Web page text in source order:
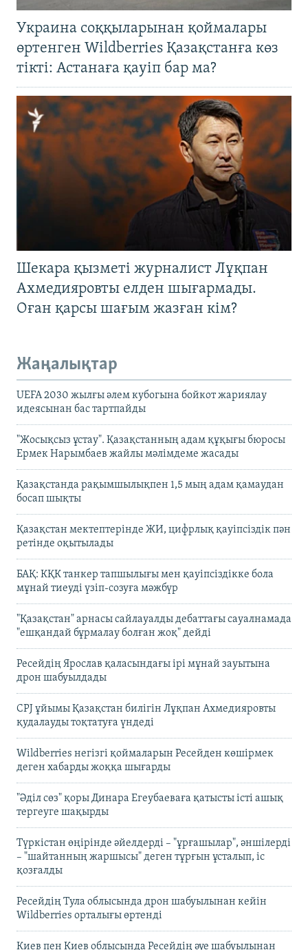
Украина соққыларынан қоймалары
өртенген Wildberries Қазақстанға көз
тікті: Астанаға қауіп бар ма?
Шекара қызметі журналист Лұқпан
Ахмедияровты елден шығармады.
Оған қарсы шағым жазған кім?
Жаңалықтар
UEFA 2030 жылғы әлем кубогына бойкот жариялау
идеясынан бас тартпайды
"Жосықсыз ұстау". Қазақстанның адам құқығы бюросы
Ермек Нарымбаев жайлы мәлімдеме жасады
Қазақстанда рақымшылықпен 1,5 мың адам қамаудан
босап шықты
Қазақстан мектептерінде ЖИ, цифрлық қауіпсіздік пән
ретінде оқытылады
БАҚ: КҚК танкер тапшылығы мен қауіпсіздікке бола
мұнай тиеуді үзіп-созуға мәжбүр
"Қазақстан" арнасы сайлауалды дебаттағы сауалнамада
"ешқандай бұрмалау болған жоқ" дейді
Ресейдің Ярослав қаласындағы ірі мұнай зауытына
дрон шабуылдады
CPJ ұйымы Қазақстан билігін Лұқпан Ахмедияровты
қудалауды тоқтатуға үндеді
Wildberries негізгі қоймаларын Ресейден көшірмек
деген хабарды жоққа шығарды
"Әділ сөз" қоры Динара Егеубаеваға қатысты істі ашық
тергеуге шақырды
Түркістан өңірінде әйелдерді – "ұрғашылар", әншілерді
– "шайтанның жаршысы" деген тұрғын ұсталып, іс
қозғалды
Ресейдің Тула облысында дрон шабуылынан кейін
Wildberries орталығы өртенді
Киев пен Киев облысында Ресейдің әуе шабуылынан